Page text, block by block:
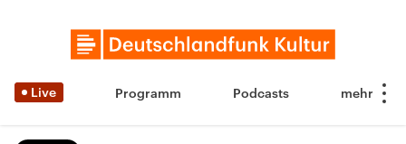
Live Programm Podcasts